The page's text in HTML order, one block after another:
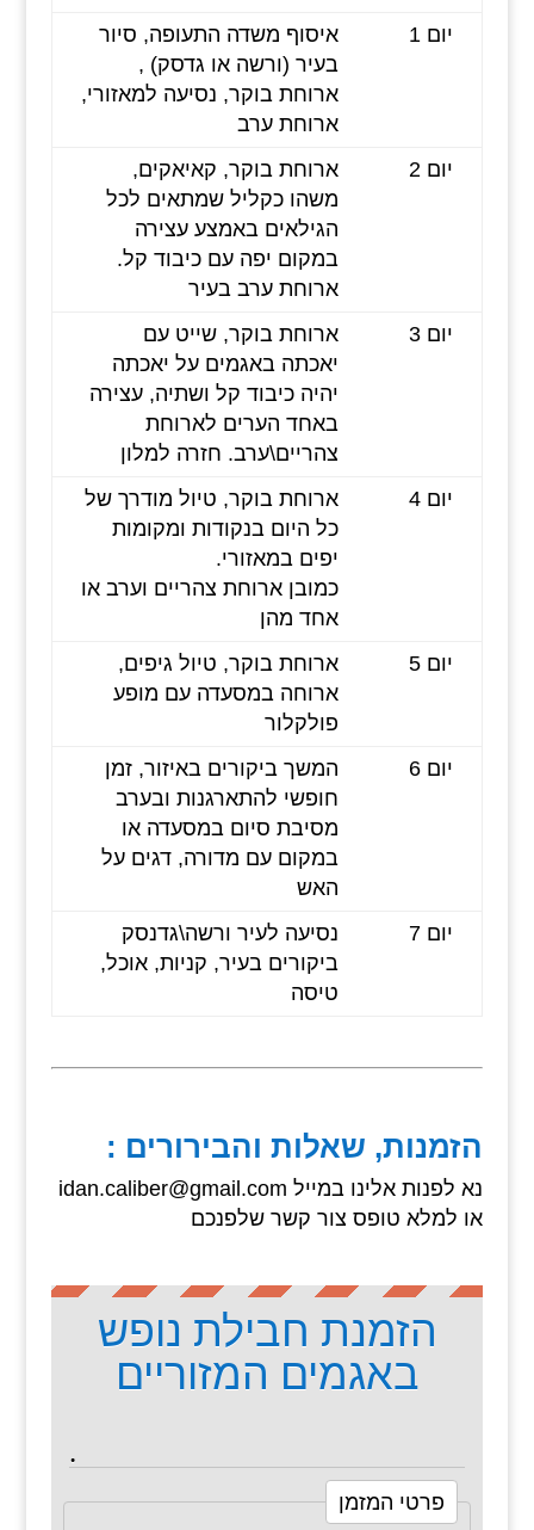
יום 1
איסוף משדה התעופה, סיור
בעיר (ורשה או גדסק) ,
ארוחת בוקר, נסיעה למאזורי,
ארוחת ערב
יום 2
ארוחת בוקר, קאיאקים,
משהו כקליל שמתאים לכל
הגילאים באמצע עצירה
במקום יפה עם כיבוד קל.
ארוחת ערב בעיר
יום 3
ארוחת בוקר, שייט עם
יאכתה באגמים על יאכתה
יהיה כיבוד קל ושתיה, עצירה
באחד הערים לארוחת
צהריים\ערב. חזרה למלון
יום 4
ארוחת בוקר, טיול מודרך של
כל היום בנקודות ומקומות
יפים במאזורי.
כמובן ארוחת צהריים וערב או
אחד מהן
יום 5
ארוחת בוקר, טיול גיפים,
ארוחה במסעדה עם מופע
פולקלור
יום 6
המשך ביקורים באיזור, זמן
חופשי להתארגנות ובערב
מסיבת סיום במסעדה או
במקום עם מדורה, דגים על
האש
יום 7
נסיעה לעיר ורשה\גדנסק
ביקורים בעיר, קניות, אוכל,
טיסה
הזמנות, שאלות והבירורים :
או למלא טופס צור קשר שלפנכם
הזמנת חבילת נופש
באגמים המזוריים
.
פרטי המזמן